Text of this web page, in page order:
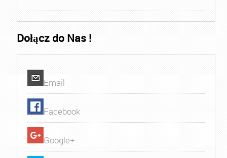
Dołącz do Nas !
Email
Facebook
Google+